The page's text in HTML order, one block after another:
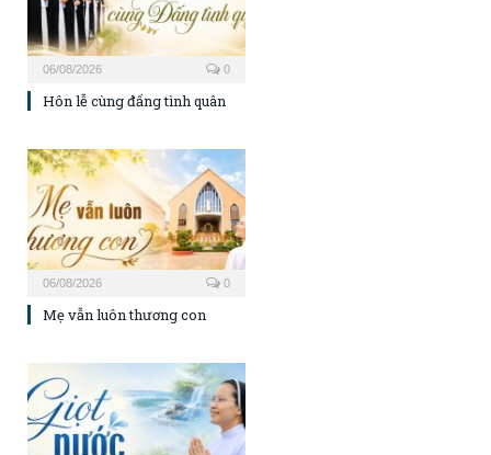
06/08/2026 0
Hôn lễ cùng đấng tình quân
06/08/2026 0
Mẹ vẫn luôn thương con